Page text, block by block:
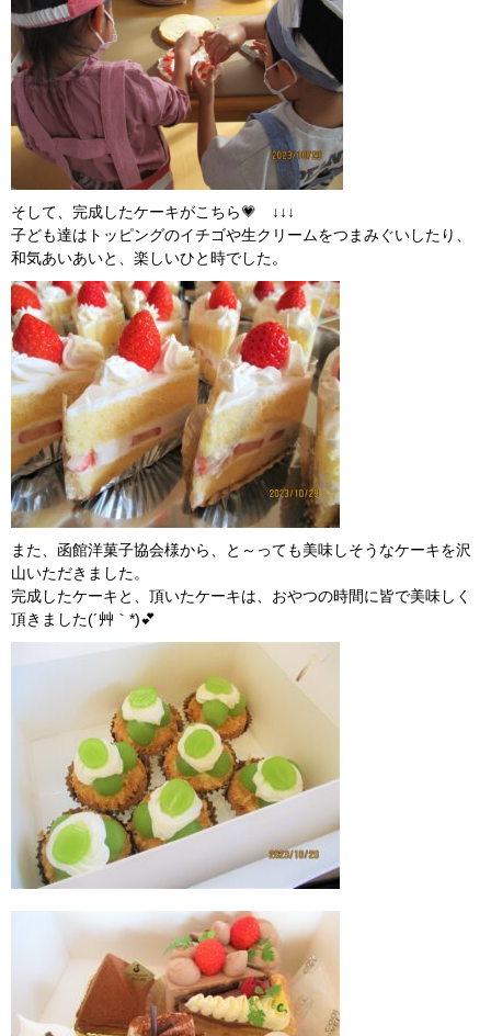
そして、完成したケーキがこちら💗 ↓↓↓
子ども達はトッピングのイチゴや生クリームをつまみぐいしたり、
和気あいあいと、楽しいひと時でした。
また、函館洋菓子協会様から、と～っても美味しそうなケーキを沢
山いただきました。
完成したケーキと、頂いたケーキは、おやつの時間に皆で美味しく
頂きました(´艸｀*)💕